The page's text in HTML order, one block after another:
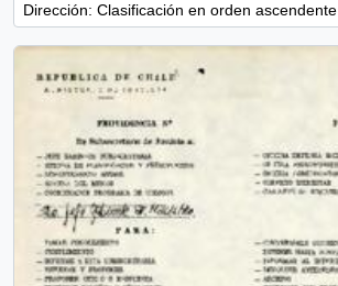
Dirección: Clasificación en orden ascendente